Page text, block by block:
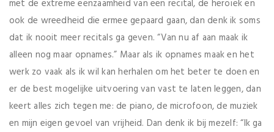
met de extreme eenzaamheid van een recital, de heroïek en
ook de wreedheid die ermee gepaard gaan, dan denk ik soms
dat ik nooit meer recitals ga geven. “Van nu af aan maak ik
alleen nog maar opnames.” Maar als ik opnames maak en het
werk zo vaak als ik wil kan herhalen om het beter te doen en
er de best mogelijke uitvoering van vast te laten leggen, dan
keert alles zich tegen me: de piano, de microfoon, de muziek
en mijn eigen gevoel van vrijheid. Dan denk ik bij mezelf: “Ik ga